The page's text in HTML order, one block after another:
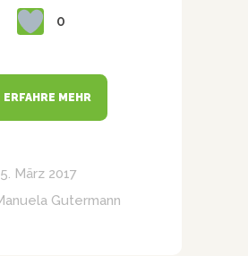
0
ERFAHRE MEHR
5. März 2017
Gutermann